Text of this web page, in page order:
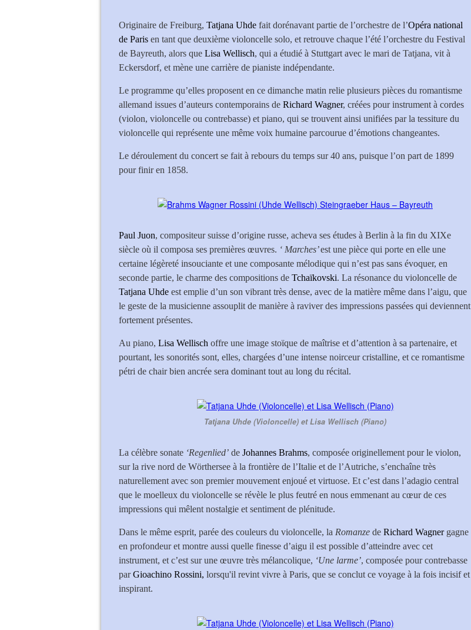
Originaire de Freiburg, Tatjana Uhde fait dorénavant partie de l’orchestre de l’Opéra national
de Paris en tant que deuxième violoncelle solo, et retrouve chaque l’été l’orchestre du Festival
de Bayreuth, alors que Lisa Wellisch, qui a étudié à Stuttgart avec le mari de Tatjana, vit à
Eckersdorf, et mène une carrière de pianiste indépendante.
Le programme qu’elles proposent en ce dimanche matin relie plusieurs pièces du romantisme
allemand issues d’auteurs contemporains de Richard Wagner, créées pour instrument à cordes
(violon, violoncelle ou contrebasse) et piano, qui se trouvent ainsi unifiées par la tessiture du
violoncelle qui représente une même voix humaine parcourue d’émotions changeantes.
Le déroulement du concert se fait à rebours du temps sur 40 ans, puisque l’on part de 1899
pour finir en 1858.
Paul Juon, compositeur suisse d’origine russe, acheva ses études à Berlin à la fin du XIXe
siècle où il composa ses premières œuvres. ‘ Marches’est une pièce qui porte en elle une
certaine légèreté insouciante et une composante mélodique qui n’est pas sans évoquer, en
seconde partie, le charme des compositions de Tchaïkovski. La résonance du violoncelle de
Tatjana Uhde est emplie d’un son vibrant très dense, avec de la matière même dans l’aigu, que
le geste de la musicienne assouplit de manière à raviver des impressions passées qui deviennent
fortement présentes.
Au piano, Lisa Wellisch offre une image stoïque de maîtrise et d’attention à sa partenaire, et
pourtant, les sonorités sont, elles, chargées d’une intense noirceur cristalline, et ce romantisme
pétri de chair bien ancrée sera dominant tout au long du récital.
Tatjana Uhde (Violoncelle) et Lisa Wellisch (Piano)
La célèbre sonate ‘Regenlied’ de Johannes Brahms, composée originellement pour le violon,
sur la rive nord de Wörthersee à la frontière de l’Italie et de l’Autriche, s’enchaîne très
naturellement avec son premier mouvement enjoué et virtuose. Et c’est dans l’adagio central
que le moelleux du violoncelle se révèle le plus feutré en nous emmenant au cœur de ces
impressions qui mêlent nostalgie et sentiment de plénitude.
Dans le même esprit, parée des couleurs du violoncelle, la Romanze de Richard Wagnergagne
en profondeur et montre aussi quelle finesse d’aigu il est possible d’atteindre avec cet
instrument, et c’est sur une œuvre très mélancolique, ‘Une larme’, composée pour contrebasse
parGioachino Rossini, lorsqu'il revint vivre à Paris, que se conclut ce voyage à la fois incisif et
inspirant.